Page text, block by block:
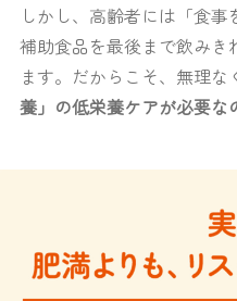
しかし、高齢者には「食
補助食品を最後まで飲みき
ます。だからこそ、無理な
養」の低栄養ケアが必要な